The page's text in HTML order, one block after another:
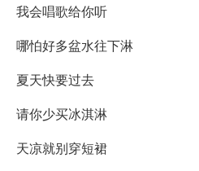
我会唱歌给你听
哪怕好多盆水往下淋
夏天快要过去
请你少买冰淇淋
天凉就别穿短裙